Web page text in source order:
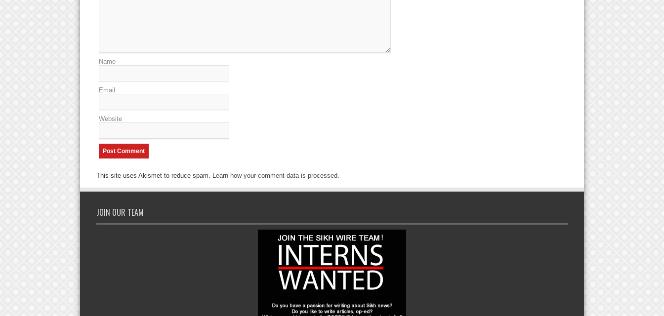
Name
Email
Website
This site uses Akismet to reduce spam. Learn how your comment data is processed.
JOIN OUR TEAM